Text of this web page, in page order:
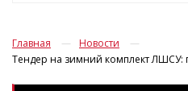
Главная
Новости
Тендер на зимний комплект